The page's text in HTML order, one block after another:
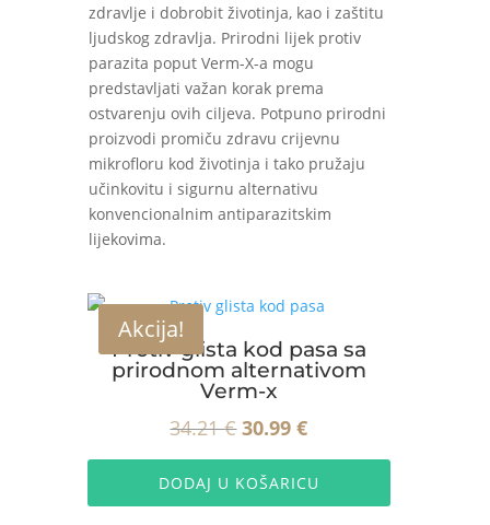
zdravlje i dobrobit životinja, kao i zaštitu
ljudskog zdravlja. Prirodni lijek protiv
parazita poput Verm-X-a mogu
predstavljati važan korak prema
ostvarenju ovih ciljeva. Potpuno prirodni
proizvodi promiču zdravu crijevnu
mikrofloru kod životinja i tako pružaju
učinkovitu i sigurnu alternativu
konvencionalnim antiparazitskim
lijekovima.
Akcija!
Protiv glista kod pasa sa
prirodnom alternativom
Verm-x
34.21€Izvorna
cijena
bila
30.99€Trenutna
cijena
je:
DODAJ U KOŠARICU